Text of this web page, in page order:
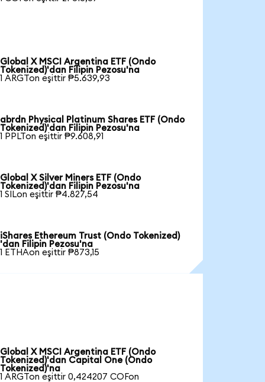
Global X MSCI Argentina ETF (Ondo
Tokenized)'dan Filipin Pezosu'na
1 ARGTon eşittir ₱5.639,93
abrdn Physical Platinum Shares ETF (Ondo
Tokenized)'dan Filipin Pezosu'na
1 PPLTon eşittir ₱9.608,91
Global X Silver Miners ETF (Ondo
Tokenized)'dan Filipin Pezosu'na
1 SILon eşittir ₱4.827,54
iShares Ethereum Trust (Ondo Tokenized)
'dan Filipin Pezosu'na
1 ETHAon eşittir ₱873,15
Global X MSCI Argentina ETF (Ondo
Tokenized)'dan Capital One (Ondo
Tokenized)'na
1 ARGTon eşittir 0,424207 COFon